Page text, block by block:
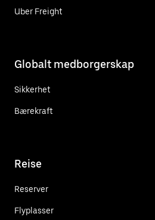
Uber Freight
Globalt medborgerskap
Sikkerhet
Bærekraft
Reise
Reserver
Flyplasser